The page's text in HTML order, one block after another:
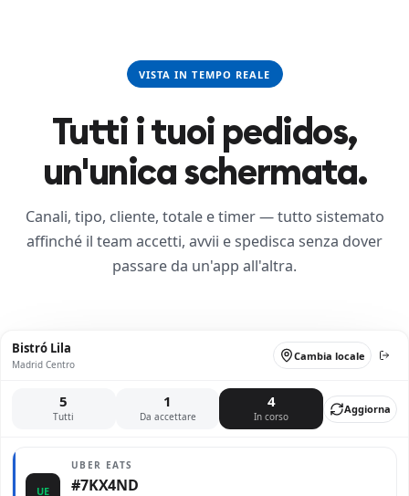
VISTA IN TEMPO REALE
Tutti i tuoi pedidos,
un'unica schermata.
Canali, tipo, cliente, totale e timer — tutto sistemato
affinché il team accetti, avvii e spedisca senza dover
passare da un'app all'altra.
Bistró Lila
Madrid Centro
Cambia locale
5
Tutti
1
Da accettare
4
In corso
Aggiorna
UE
UBER EATS
#7KX4ND